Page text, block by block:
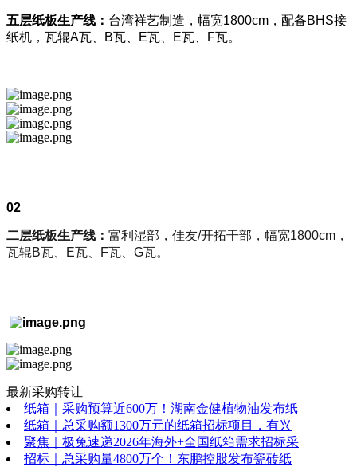
五层纸板生产线： 台湾祥艺制造，幅宽1800cm，配备BHS接
纸机，瓦辊A瓦、B瓦、E瓦、E瓦、F瓦。
02
二层纸板生产线： 富利湿部，佳友/开拓干部，幅宽1800cm，
瓦辊B瓦、E瓦、F瓦、G瓦。
最新采购转让
纸箱｜采购预算近600万！湖南金健植物油发布纸
纸箱｜总采购额1300万元的纸箱招标项目，有兴
聚焦｜极兔速递2026年海外+全国纸箱需求招标采
招标｜总采购量4800万个！东鹏控股发布瓷砖纸